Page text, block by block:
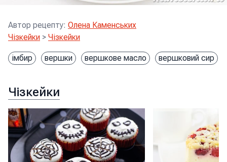
Автор рецепту: Олена Каменських
Чізкейки > Чізкейки
імбир вершки вершкове масло вершковий сир
Чізкейки